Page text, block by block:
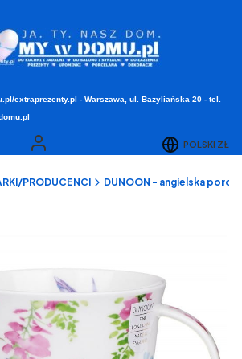
extraprezenty.pl - Warszawa, ul. Bazyliańska 20 - tel.
0. Zobacz szczegóły
Zaloguj się POLSKI ZŁ
PRODUCENCI DUNOON - angielska